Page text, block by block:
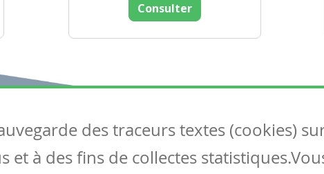
Consulter
Articles
Tous les articles
des traceurs textes (cookies)
à des fins de collectes